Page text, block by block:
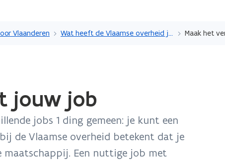
en
Vlaanderen Wat heeft de Vlaamse overheid je te bieden? Maak het
jouw job
jobs 1 ding gemeen: je kunt een
de Vlaamse overheid betekent dat je
maatschappij. Een nuttige job met